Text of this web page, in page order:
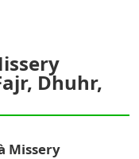
Dhuhr,
Missery